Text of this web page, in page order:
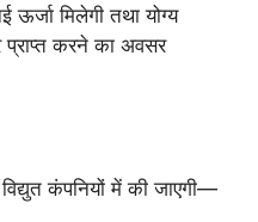
ऊर्जा मिलेगी तथा योग्य
प्राप्त करने का अवसर
कंपनियों में की जाएगी—